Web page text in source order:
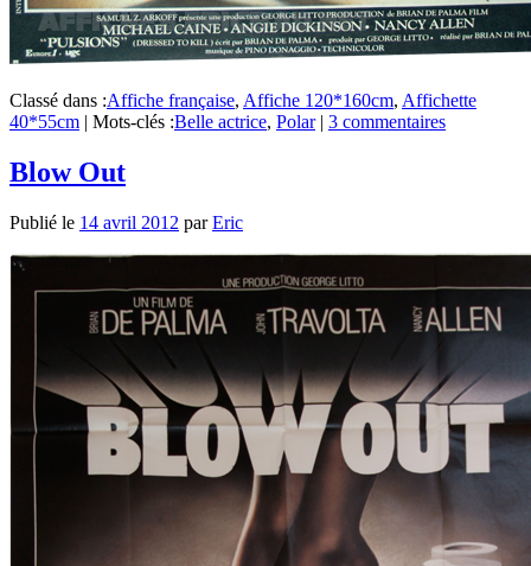
Classé dans :Affiche française, Affiche 120*160cm, Affichette
40*55cm | Mots-clés :Belle actrice, Polar | 3 commentaires
Blow Out
Publié le 14 avril 2012 parEric